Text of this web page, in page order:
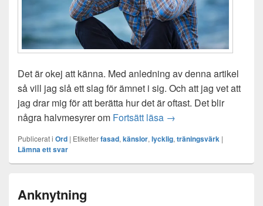
Det är okej att känna. Med anledning av denna artikel
så vill jag slå ett slag för ämnet i sig. Och att jag vet att
jag drar mig för att berätta hur det är oftast. Det blir
några halvmesyrer om Fortsätt läsa Det är okej att känna
→
Publicerat i Ord | Etiketterfasad, känslor, lycklig, träningsvärk |
Lämna ett svar
Anknytning